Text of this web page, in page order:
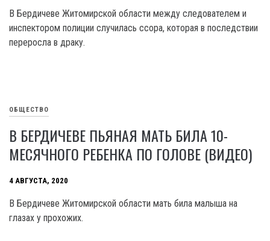
В Бердичеве Житомирской области между следователем и
инспектором полиции случилась ссора, которая в последствии
переросла в драку.
ОБЩЕСТВО
В БЕРДИЧЕВЕ ПЬЯНАЯ МАТЬ БИЛА 10-
МЕСЯЧНОГО РЕБЕНКА ПО ГОЛОВЕ (ВИДЕО)
4 АВГУСТА, 2020
В Бердичеве Житомирской области мать била малыша на
глазах у прохожих.